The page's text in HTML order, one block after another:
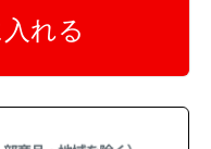
れる